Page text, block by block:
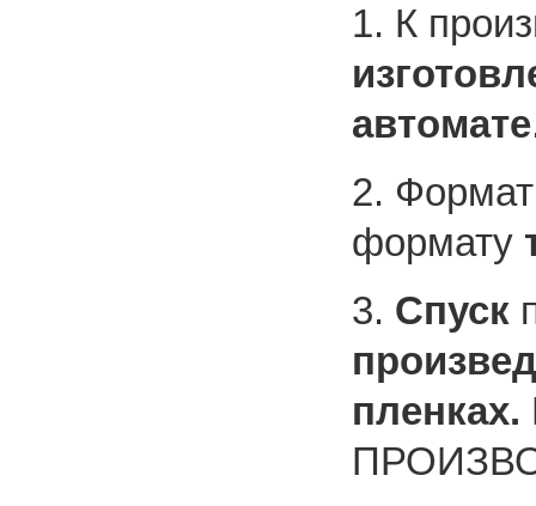
1. К
автомате
2.
формату
3. Спуск
пленках.